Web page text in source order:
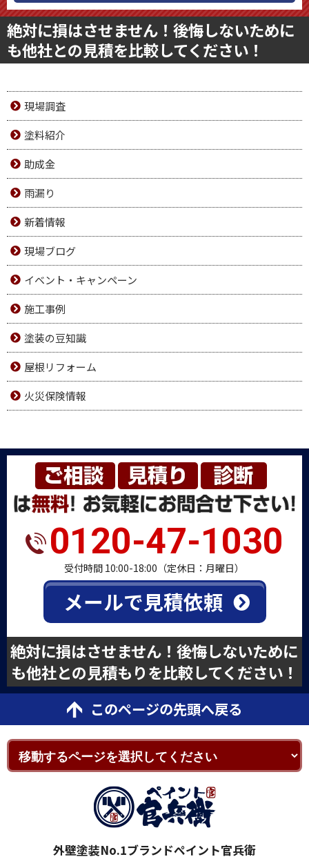
絶対に損はさせません！後悔しないために
も他社との見積を比較してください！
現場調査
塗料紹介
助成金
雨漏り
新着情報
現場ブログ
イベント・キャンペーン
施工事例
塗装の豆知識
屋根リフォーム
火災保険情報
0120-47-1030
受付時間 10:00-18:00（定休日：月曜日）
メールで見積依頼
絶対に損はさせません！後悔しないために
も他社との見積もりを比較してください！
このページの先頭へ戻る
外壁塗装No.1ブランドペイント官兵衛